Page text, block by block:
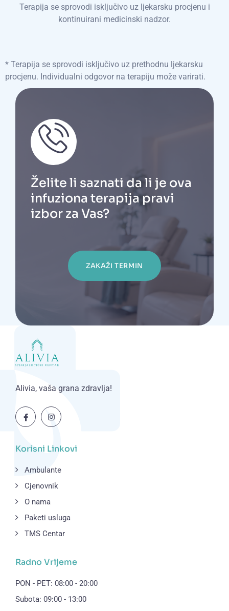
Terapija se sprovodi isključivo uz ljekarsku procjenu i
kontinuirani medicinski nadzor.
* Terapija se sprovodi isključivo uz prethodnu ljekarsku
procjenu. Individualni odgovor na terapiju može varirati.
Želite li saznati da li je ova
infuziona terapija pravi
izbor za Vas?
ZAKAŽI TERMIN
Alivia, vaša grana zdravlja!
Korisni Linkovi
Ambulante
Cjenovnik
O nama
Paketi usluga
TMS Centar
Radno Vrijeme
PON - PET: 08:00 - 20:00
Subota: 09:00 - 13:00